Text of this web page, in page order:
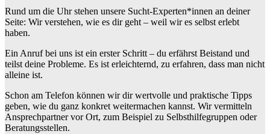
Rund um die Uhr stehen unsere Sucht-Experten*innen an deiner
Seite: Wir verstehen, wie es dir geht – weil wir es selbst erlebt
haben.
Ein Anruf bei uns ist ein erster Schritt – du erfährst Beistand und
teilst deine Probleme. Es ist erleichternd, zu erfahren, dass man nicht
alleine ist.
Schon am Telefon können wir dir wertvolle und praktische Tipps
geben, wie du ganz konkret weitermachen kannst. Wir vermitteln
Ansprechpartner vor Ort, zum Beispiel zu Selbsthilfegruppen oder
Beratungsstellen.